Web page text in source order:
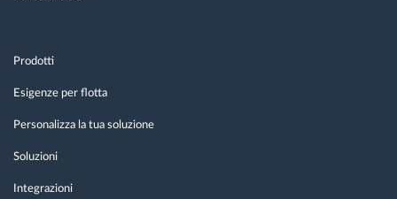
Prodotti
Esigenze per flotta
Personalizza la tua soluzione
Soluzioni
Integrazioni